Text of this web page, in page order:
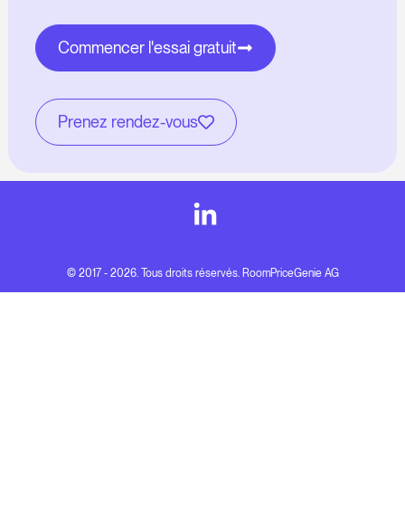
Commencer l'essai gratuit
Prenez rendez-vous
© 2017 - 2026. Tous droits réservés. RoomPriceGenie AG